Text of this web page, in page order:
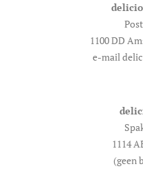
1100 DD
e-mail
1114
(geen